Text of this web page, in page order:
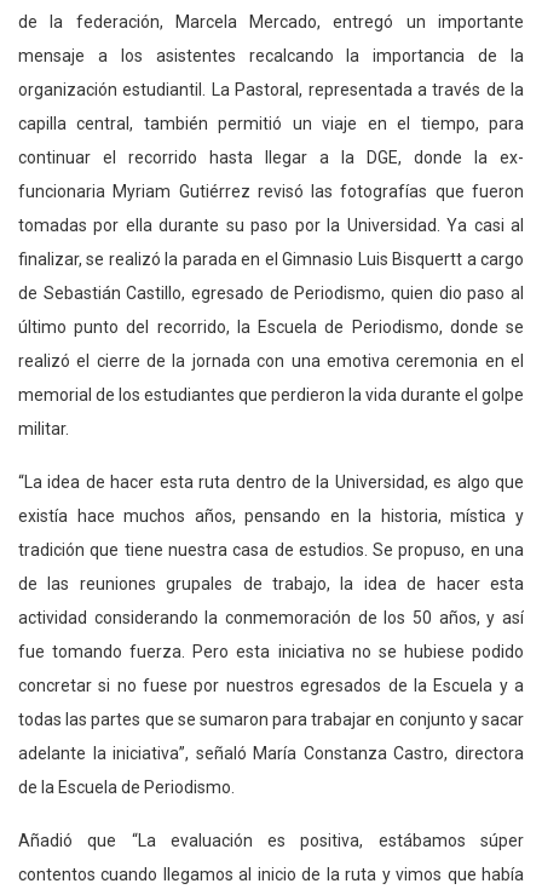
de la federación, Marcela Mercado, entregó un importante
mensaje a los asistentes recalcando la importancia de la
organización estudiantil. La Pastoral, representada a través de la
capilla central, también permitió un viaje en el tiempo, para
continuar el recorrido hasta llegar a la DGE, donde la ex-
funcionaria Myriam Gutiérrez revisó las fotografías que fueron
tomadas por ella durante su paso por la Universidad. Ya casi al
finalizar, se realizó la parada en el Gimnasio Luis Bisquertt a cargo
de Sebastián Castillo, egresado de Periodismo, quien dio paso al
último punto del recorrido, la Escuela de Periodismo, donde se
realizó el cierre de la jornada con una emotiva ceremonia en el
memorial de los estudiantes que perdieron la vida durante el golpe
militar.
“La idea de hacer esta ruta dentro de la Universidad, es algo que
existía hace muchos años, pensando en la historia, mística y
tradición que tiene nuestra casa de estudios. Se propuso, en una
de las reuniones grupales de trabajo, la idea de hacer esta
actividad considerando la conmemoración de los 50 años, y así
fue tomando fuerza. Pero esta iniciativa no se hubiese podido
concretar si no fuese por nuestros egresados de la Escuela y a
todas las partes que se sumaron para trabajar en conjunto y sacar
adelante la iniciativa”, señaló María Constanza Castro, directora
de la Escuela de Periodismo.
Añadió que “La evaluación es positiva, estábamos súper
contentos cuando llegamos al inicio de la ruta y vimos que había